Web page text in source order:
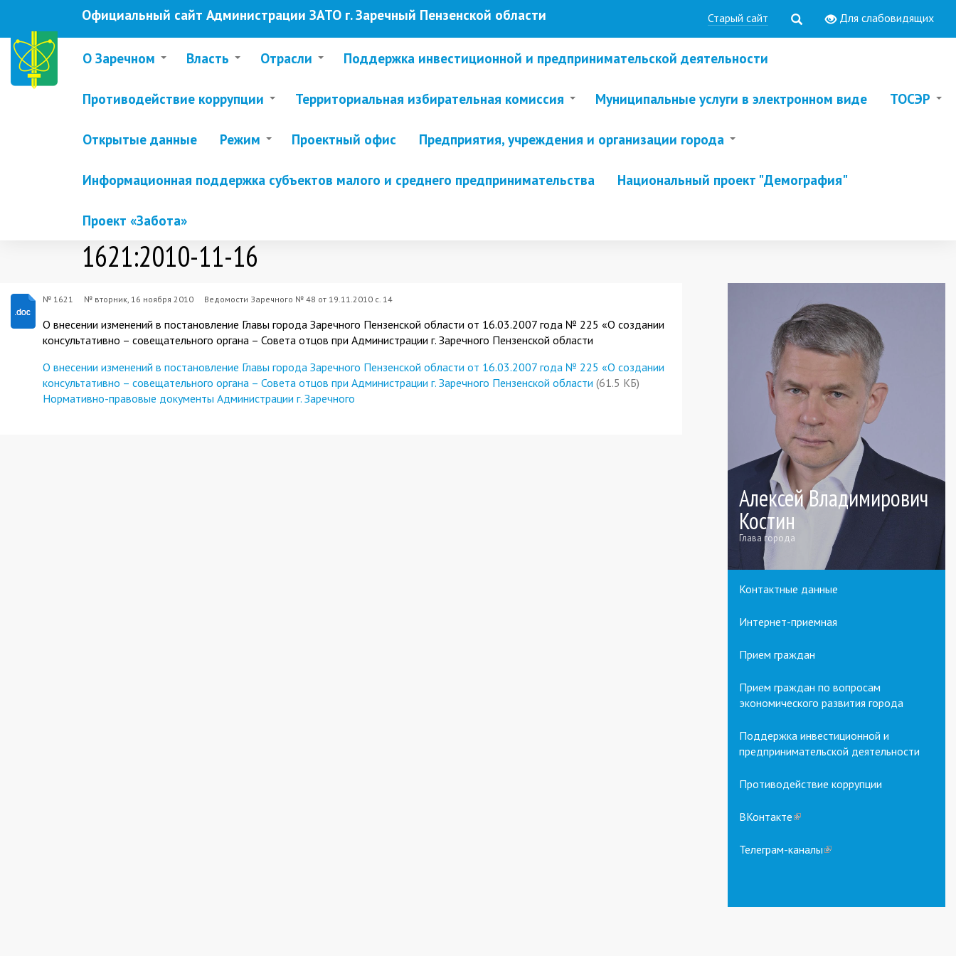
основному
содержанию
Официальный сайт Администрации ЗАТО г. Заречный Пензенской области Старый сайт Для слабовидящих
О Заречном Власть Отрасли Поддержка инвестиционной и предпринимательской деятельности
Противодействие коррупции Территориальная избирательная комиссия Муниципальные услуги в электронном виде ТОСЭР
Открытые данные Режим Проектный офис Предприятия, учреждения и организации города
Информационная поддержка субъектов малого и среднего предпринимательства Национальный проект "Демография"
Проект «Забота»
1621:2010-11-16
№ 1621 № вторник, 16 ноября 2010 Ведомости Заречного № 48 от 19.11.2010 c. 14
О внесении изменений в постановление Главы города Заречного Пензенской области от 16.03.2007 года № 225 «О создании
консультативно – совещательного органа – Совета отцов при Администрации г. Заречного Пензенской области
О внесении изменений в постановление Главы города Заречного Пензенской области от 16.03.2007 года № 225 «О создании
консультативно – совещательного органа – Совета отцов при Администрации г. Заречного Пензенской области (61.5 КБ)
Нормативно-правовые документы Администрации г. Заречного
Алексей Владимирович
Костин
Глава города
Контактные данные
Интернет-приемная
Прием граждан
Прием граждан по вопросам
экономического развития города
Поддержка инвестиционной и
предпринимательской деятельности
Противодействие коррупции
ВКонтакте(link
external)
Телеграм-каналы(link